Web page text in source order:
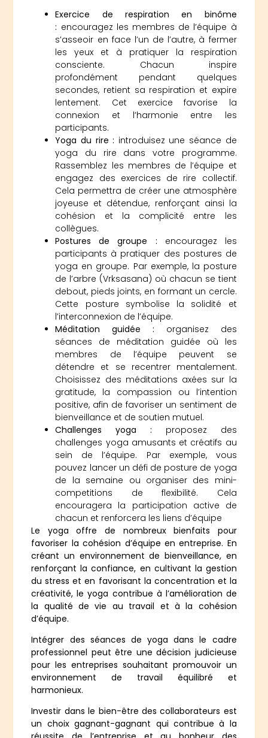
Exercice de respiration en binôme
: encouragez les membres de l’équipe à
s’asseoir en face l’un de l’autre, à fermer
les yeux et à pratiquer la respiration
consciente. Chacun inspire
profondément pendant quelques
secondes, retient sa respiration et expire
lentement. Cet exercice favorise la
connexion et l’harmonie entre les
participants.
Yoga du rire : introduisez une séance de
yoga du rire dans votre programme.
Rassemblez les membres de l’équipe et
engagez des exercices de rire collectif.
Cela permettra de créer une atmosphère
joyeuse et détendue, renforçant ainsi la
cohésion et la complicité entre les
collègues.
Postures de groupe : encouragez les
participants à pratiquer des postures de
yoga en groupe. Par exemple, la posture
de l’arbre (Vrksasana) où chacun se tient
debout, pieds joints, en formant un cercle.
Cette posture symbolise la solidité et
l’interconnexion de l’équipe.
Méditation guidée : organisez des
séances de méditation guidée où les
membres de l’équipe peuvent se
détendre et se recentrer mentalement.
Choisissez des méditations axées sur la
gratitude, la compassion ou l’intention
positive, afin de favoriser un sentiment de
bienveillance et de soutien mutuel.
Challenges yoga : proposez des
challenges yoga amusants et créatifs au
sein de l’équipe. Par exemple, vous
pouvez lancer un défi de posture de yoga
de la semaine ou organiser des mini-
competitions de flexibilité. Cela
encouragera la participation active de
chacun et renforcera les liens d’équipe
Le yoga offre de nombreux bienfaits pour
favoriser la cohésion d’équipe en entreprise. En
créant un environnement de bienveillance, en
renforçant la confiance, en cultivant la gestion
du stress et en favorisant la concentration et la
créativité, le yoga contribue à l’amélioration de
la qualité de vie au travail et à la cohésion
d’équipe.
Intégrer des séances de yoga dans le cadre
professionnel peut être une décision judicieuse
pour les entreprises souhaitant promouvoir un
environnement de travail équilibré et
harmonieux.
Investir dans le bien-être des collaborateurs est
un choix gagnant-gagnant qui contribue à la